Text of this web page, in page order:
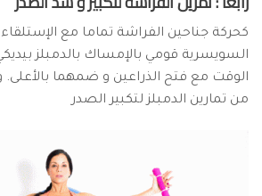
كحركة جناحين الفراشة تماما مع الإستلقاء
السويسرية قومي بالإمساك بالدمبلز
الوقت مع فتح الذراعين و ضمهما بالأعلى.
من تمارين الدمبلز لتكبير الصدر